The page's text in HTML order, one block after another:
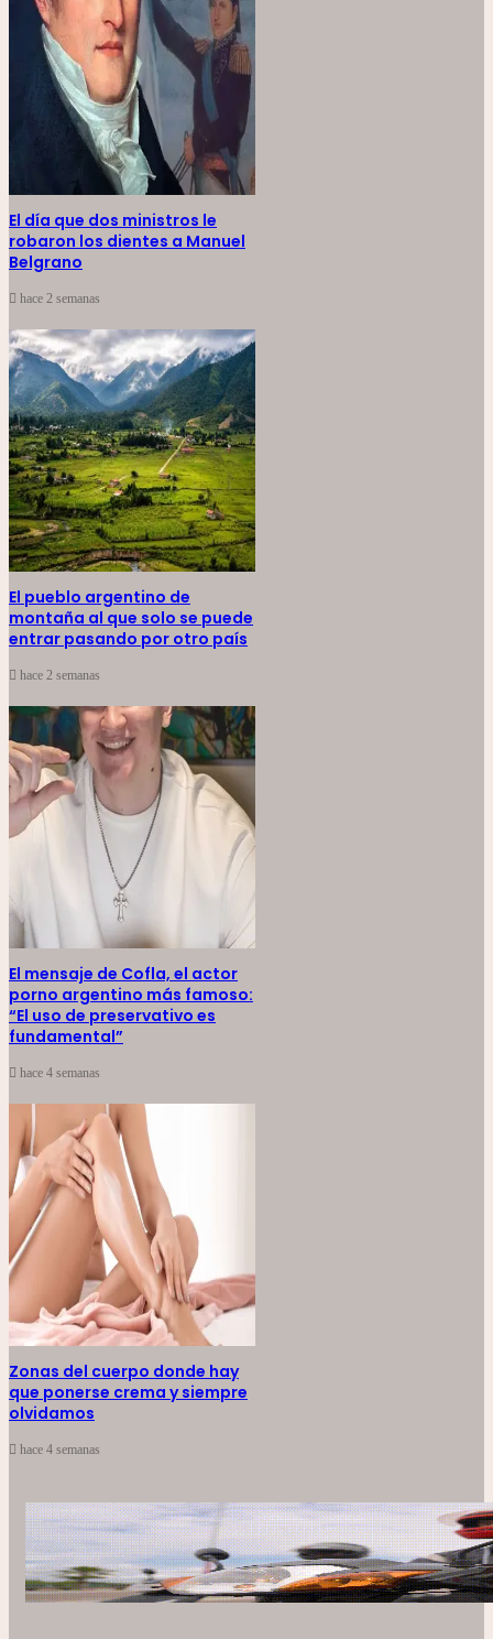
El día que dos ministros le
robaron los dientes a Manuel
Belgrano
hace 2 semanas
El pueblo argentino de
montaña al que solo se puede
entrar pasando por otro país
hace 2 semanas
El mensaje de Cofla, el actor
porno argentino más famoso:
“El uso de preservativo es
fundamental”
hace 4 semanas
Zonas del cuerpo donde hay
que ponerse crema y siempre
olvidamos
hace 4 semanas